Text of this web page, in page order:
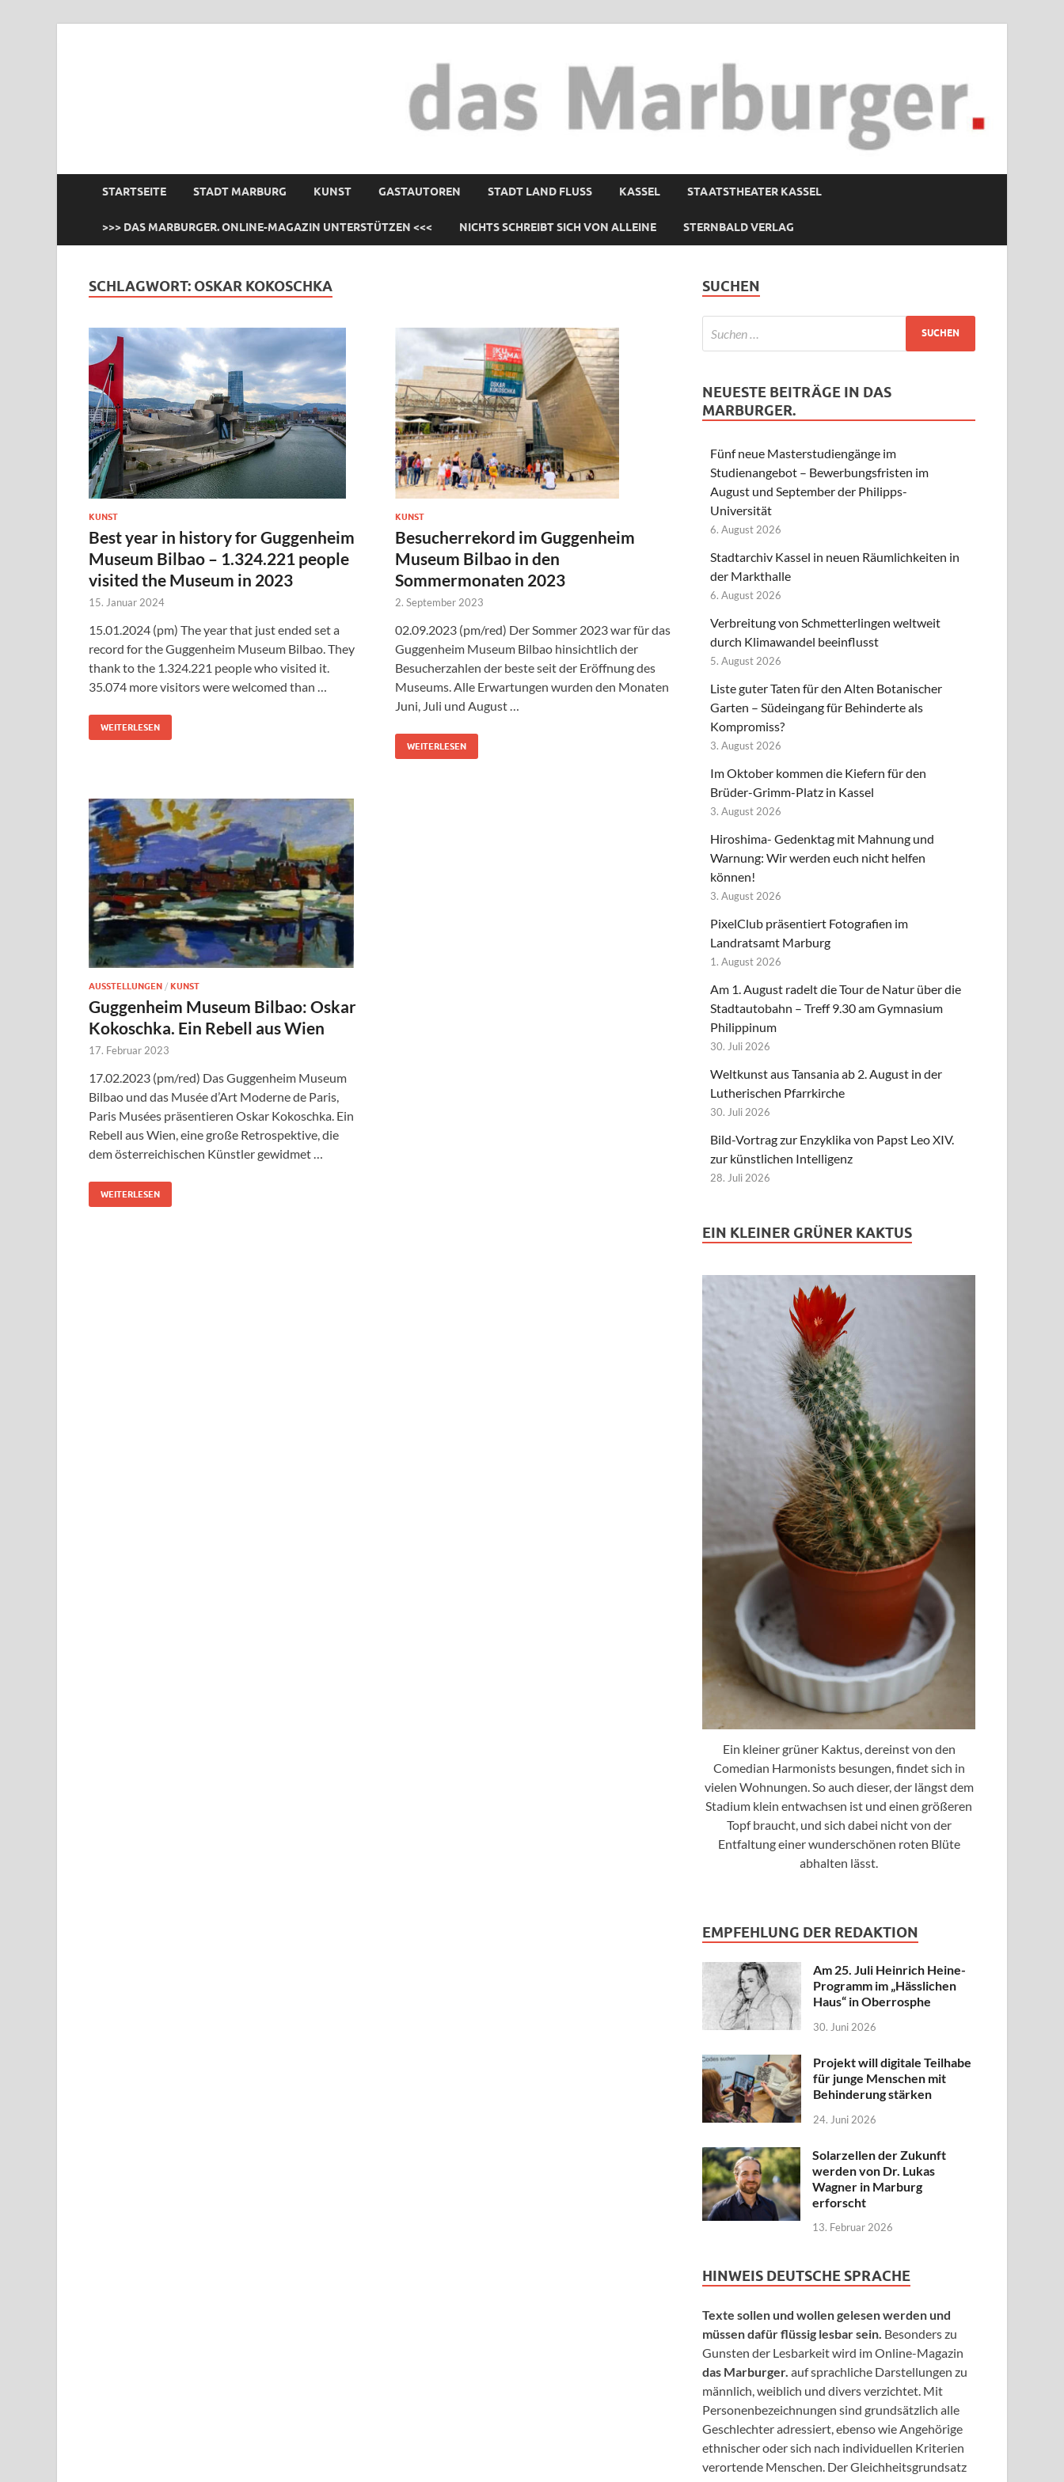
STARTSEITE STADT MARBURG KUNST GASTAUTOREN STADT LAND FLUSS KASSEL STAATSTHEATER KASSEL
>>> DAS MARBURGER. ONLINE-MAGAZIN UNTERSTÜTZEN <<< NICHTS SCHREIBT SICH VON ALLEINE STERNBALD VERLAG
SCHLAGWORT: OSKAR KOKOSCHKA
KUNST
Best year in history for Guggenheim
Museum Bilbao – 1.324.221 people
visited the Museum in 2023
15. Januar 2024
15.01.2024 (pm) The year that just ended set a
record for the Guggenheim Museum Bilbao. They
thank to the 1.324.221 people who visited it.
35.074 more visitors were welcomed than …
WEITERLESEN
KUNST
Besucherrekord im Guggenheim
Museum Bilbao in den
Sommermonaten 2023
2. September 2023
02.09.2023 (pm/red) Der Sommer 2023 war für das
Guggenheim Museum Bilbao hinsichtlich der
Besucherzahlen der beste seit der Eröffnung des
Museums. Alle Erwartungen wurden den Monaten
Juni, Juli und August …
WEITERLESEN
AUSSTELLUNGEN / KUNST
Guggenheim Museum Bilbao: Oskar
Kokoschka. Ein Rebell aus Wien
17. Februar 2023
17.02.2023 (pm/red) Das Guggenheim Museum
Bilbao und das Musée d’Art Moderne de Paris,
Paris Musées präsentieren Oskar Kokoschka. Ein
Rebell aus Wien, eine große Retrospektive, die
dem österreichischen Künstler gewidmet …
WEITERLESEN
SUCHEN
NEUESTE BEITRÄGE IN DAS
MARBURGER.
Fünf neue Masterstudiengänge im
Studienangebot – Bewerbungsfristen im
August und September der Philipps-
Universität
6. August 2026
Stadtarchiv Kassel in neuen Räumlichkeiten in
der Markthalle
6. August 2026
Verbreitung von Schmetterlingen weltweit
durch Klimawandel beeinflusst
5. August 2026
Liste guter Taten für den Alten Botanischer
Garten – Südeingang für Behinderte als
Kompromiss?
3. August 2026
Im Oktober kommen die Kiefern für den
Brüder-Grimm-Platz in Kassel
3. August 2026
Hiroshima- Gedenktag mit Mahnung und
Warnung: Wir werden euch nicht helfen
können!
3. August 2026
PixelClub präsentiert Fotografien im
Landratsamt Marburg
1. August 2026
Am 1. August radelt die Tour de Natur über die
Stadtautobahn – Treff 9.30 am Gymnasium
Philippinum
30. Juli 2026
Weltkunst aus Tansania ab 2. August in der
Lutherischen Pfarrkirche
30. Juli 2026
Bild-Vortrag zur Enzyklika von Papst Leo XIV.
zur künstlichen Intelligenz
28. Juli 2026
EIN KLEINER GRÜNER KAKTUS
Ein kleiner grüner Kaktus, dereinst von den
Comedian Harmonists besungen, findet sich in
vielen Wohnungen. So auch dieser, der längst dem
Stadium klein entwachsen ist und einen größeren
Topf braucht, und sich dabei nicht von der
Entfaltung einer wunderschönen roten Blüte
abhalten lässt.
EMPFEHLUNG DER REDAKTION
Am 25. Juli Heinrich Heine-
Programm im „Hässlichen
Haus“ in Oberrosphe
30. Juni 2026
Projekt will digitale Teilhabe
für junge Menschen mit
Behinderung stärken
24. Juni 2026
Solarzellen der Zukunft
werden von Dr. Lukas
Wagner in Marburg
erforscht
13. Februar 2026
HINWEIS DEUTSCHE SPRACHE
Texte sollen und wollen gelesen werden und
müssen dafür flüssig lesbar sein. Besonders zu
Gunsten der Lesbarkeit wird im Online-Magazin
das Marburger. auf sprachliche Darstellungen zu
männlich, weiblich und divers verzichtet. Mit
Personenbezeichnungen sind grundsätzlich alle
Geschlechter adressiert, ebenso wie Angehörige
ethnischer oder sich nach individuellen Kriterien
verortende Menschen. Der Gleichheitsgrundsatz